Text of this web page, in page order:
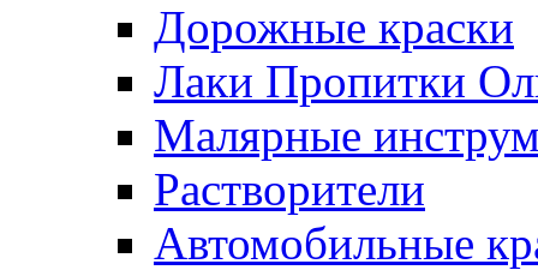
Дорожные краски
Лаки Пропитки
Малярные
Растворители
Автомобильные